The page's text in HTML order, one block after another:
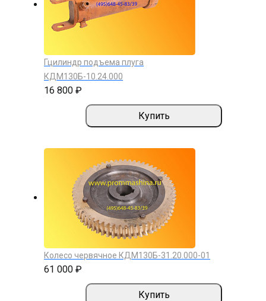
Гцилиндр подъема плуга
КДМ130Б-10.24.000
16 800 ₽
Купить
Колесо червячное КДМ130Б-31.20.000-01
61 000 ₽
Купить